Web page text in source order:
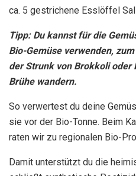
ca. 5 gestrichene Esslöffel
Tipp: Du kannst für die
Bio-Gemüse verwenden,
der Strunk von Brokkoli oder
Brühe wandern.
So verwertest du deine
sie vor der Bio-Tonne. Beim
raten wir zu regionalen Bio-
Damit unterstützt du die